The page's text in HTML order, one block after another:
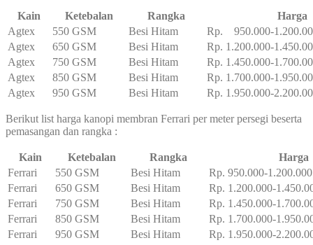
Kain Ketebalan Rangka
Harga
Agtex
550 GSM Besi Hitam
Rp. 950.000-
Agtex
650 GSM Besi Hitam
Rp. 1.200.000-
Agtex
750 GSM Besi Hitam
Rp. 1.450.000-
Agtex
850 GSM Besi Hitam
Rp. 1.700.000-
Agtex
950 GSM Besi Hitam Rp. 1.950.000-
Berikut list harga kanopi membran Ferrari per meter persegi beserta
pemasangan dan rangka :
Kain Ketebalan Rangka
Harga
Ferrari
550 GSM Besi Hitam
Rp. 950.000-1.200.000
Ferrari
650 GSM Besi Hitam
Rp. 1.200.000-
Ferrari
750 GSM Besi Hitam
Rp. 1.450.000-
Ferrari
850 GSM Besi Hitam
Rp. 1.700.000-
Ferrari
950 GSM Besi Hitam Rp. 1.950.000-